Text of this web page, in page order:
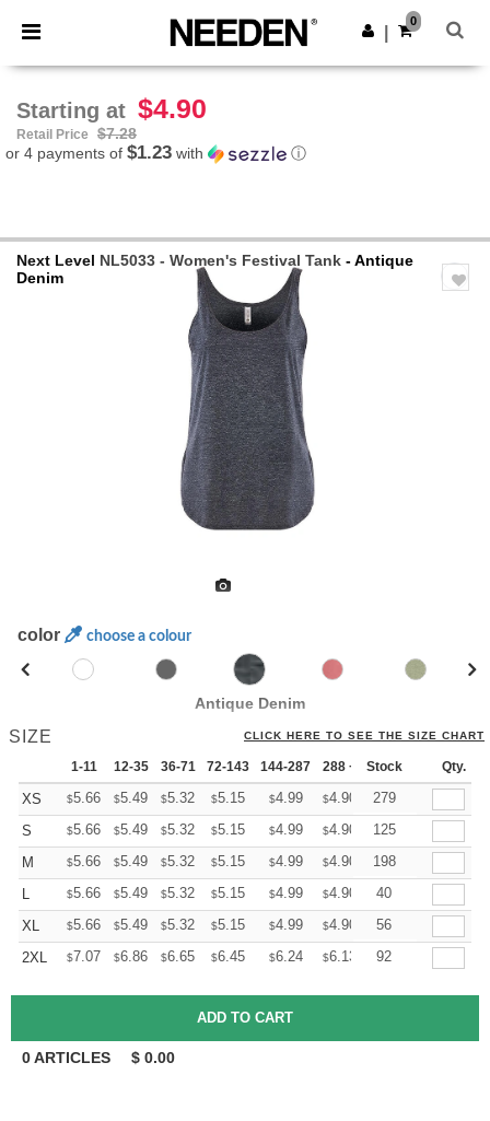
× Needen App
Better prices on app!
Get the app
0
Starting at $4.90
Retail Price
$7.28
or 4 payments of $1.23 with ⓘ
Next Level NL5033 - Women's Festival Tank - Antique
Denim
color choose a colour
Antique Denim
SIZE CLICK HERE TO SEE THE SIZE CHART
1-11 12-35 36-71 72-143 144-287 288 + More
Stock Qty.
XS $5.66 $5.49 $5.32 $5.15 $4.99 $4.90 +
279
S
$5.66 $5.49 $5.32 $5.15 $4.99 $4.90 +
125
M
$5.66 $5.49 $5.32 $5.15 $4.99 $4.90 +
198
L
$5.66 $5.49 $5.32 $5.15 $4.99 $4.90 +
40
XL
$5.66 $5.49 $5.32 $5.15 $4.99 $4.90 +
56
2XL
$7.07 $6.86 $6.65 $6.45 $6.24 $6.13 +
92
0ARTICLES $ 0.00